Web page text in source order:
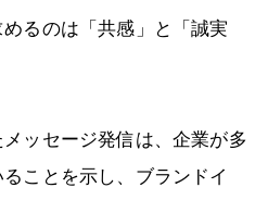
るのは「共感」と「誠実
ッセージ発信は、企業が多
ことを示し、ブランドイ